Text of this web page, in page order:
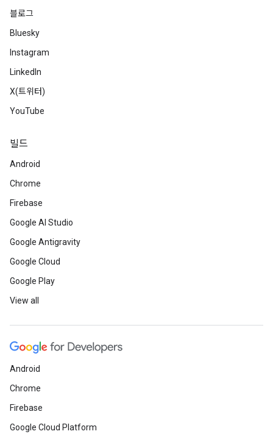
블로그
Bluesky
Instagram
LinkedIn
X(트위터)
YouTube
빌드
Android
Chrome
Firebase
Google AI Studio
Google Antigravity
Google Cloud
Google Play
View all
Android
Chrome
Firebase
Google Cloud Platform